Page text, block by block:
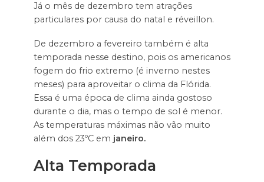
Já o mês de dezembro tem atrações
particulares por causa do natal e réveillon.
De dezembro a fevereiro também é alta
temporada nesse destino, pois os americanos
fogem do frio extremo (é inverno nestes
meses) para aproveitar o clima da Flórida.
Essa é uma época de clima ainda gostoso
durante o dia, mas o tempo de sol é menor.
As temperaturas máximas não vão muito
além dos 23ºC em janeiro.
Alta Temporada